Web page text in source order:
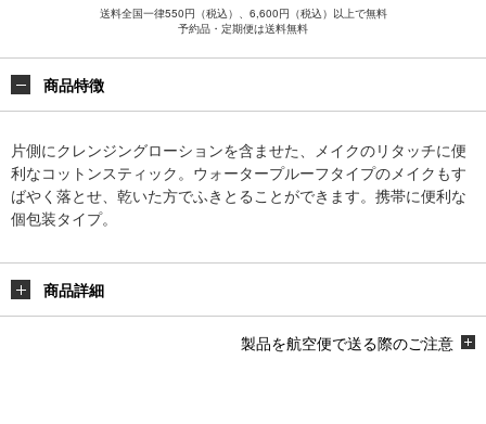
送料全国一律550円（税込）、6,600円（税込）以上で無料
予約品・定期便は送料無料
商品特徴
片側にクレンジングローションを含ませた、メイクのリタッチに便
利なコットンスティック。ウォータープルーフタイプのメイクもす
ばやく落とせ、乾いた方でふきとることができます。携帯に便利な
個包装タイプ。
商品詳細
製品を航空便で送る際のご注意